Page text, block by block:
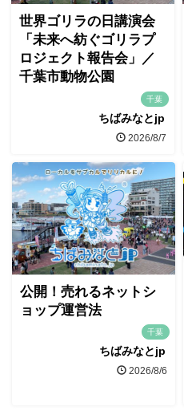
世界ゴリラの日講演会
「未来へ紡ぐゴリラプ
ロジェクト報告会」／
千葉市動物公園
千葉
ちばみなとjp
2026/8/7
公開！売れるネットシ
ョップ運営法
千葉
ちばみなとjp
2026/8/6